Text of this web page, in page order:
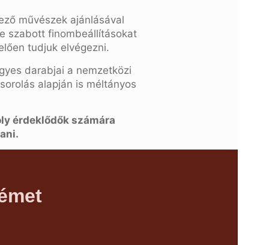
művészek ajánlásával
szabott finombeállításokat
tudjuk elvégezni.
darabjai a nemzetközi
alapján is méltányos
érdeklődők számára